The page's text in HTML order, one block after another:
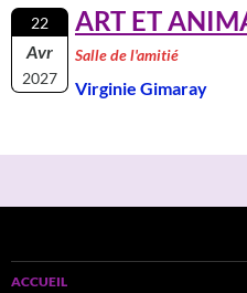
22
Avr
2027
ART ET
Salle de l'amitié
Virginie Gimaray
ACCUEIL